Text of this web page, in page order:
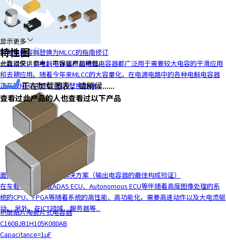
将电解电容器替换为MLCC的指南修订
一直以来，铝电解电容器和钽电解电容器都广泛用于需要较大电容的平滑应用
和去耦应用。随着今年来MLCC的大容量化，在电源电路中的各种电解电容器
正在被MLCC取代。因为替换为ML...
面向电源电路的MLCC解决方案（输出电容器的最佳构成验证）
在车载领域，车载ADAS ECU、Autonomous ECU等伴随着高度图像处理的系
统的CPU、FPGA等随着系统的高性能、高功能化，需要高速动作以及大电流驱
动。 另外，在ICT领域，服务器等...
显示更多
特性图
此数据仅供参考，不保证产品特性。
正在加载图表，请稍候......
查看过此产品的人也查看过以下产品
积层贴片陶瓷片式电容器
C1608JB1H105K080AB
Capacitance=1μF